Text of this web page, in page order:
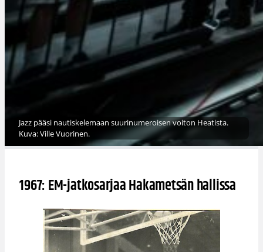
Jazz pääsi nautiskelemaan suurinumeroisen voiton Heatista.
Kuva: Ville Vuorinen.
1967: EM-jatkosarjaa Hakametsän hallissa